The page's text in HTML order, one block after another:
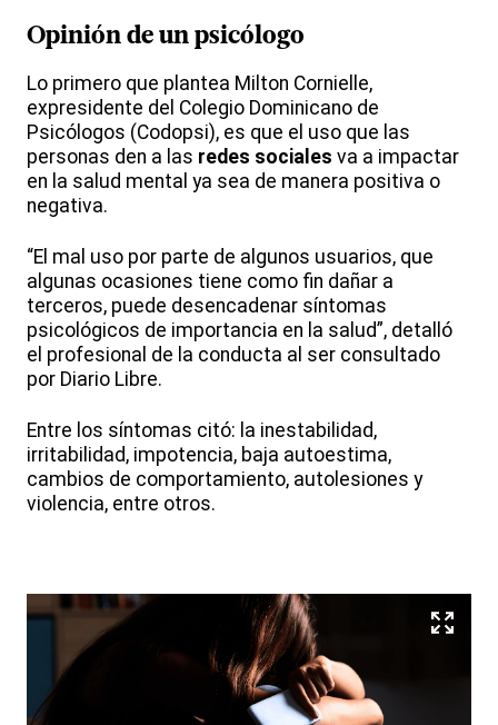
Opinión de un psicólogo
Lo primero que plantea Milton Cornielle,
expresidente del Colegio Dominicano de
Psicólogos (Codopsi), es que el uso que las
personas den a las redes sociales va a impactar
en la salud mental ya sea de manera positiva o
negativa.
“El mal uso por parte de algunos usuarios, que
algunas ocasiones tiene como fin dañar a
terceros, puede desencadenar síntomas
psicológicos de importancia en la salud”, detalló
el profesional de la conducta al ser consultado
por Diario Libre.
Entre los síntomas citó: la inestabilidad,
irritabilidad, impotencia, baja autoestima,
cambios de comportamiento, autolesiones y
violencia, entre otros.